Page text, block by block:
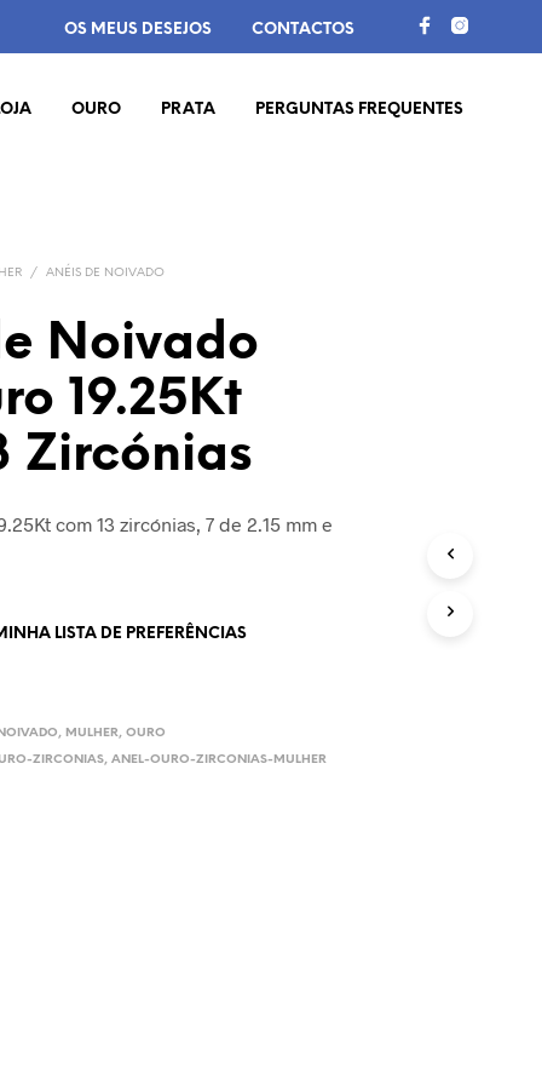
OS MEUS DESEJOS CONTACTOS
OURO PRATA PERGUNTAS FREQUENTES
/ ANÉIS DE NOIVADO
Noivado
19.25Kt
Zircónias
com 13 zircónias, 7 de 2.15 mm e
LISTA DE PREFERÊNCIAS
, MULHER,OURO
ZIRCONIAS,ANEL-OURO-ZIRCONIAS-MULHER